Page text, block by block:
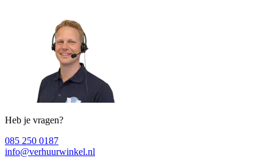
Heb je vragen?
085 250 0187
info@verhuurwinkel.nl